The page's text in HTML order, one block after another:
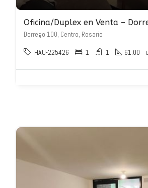
Oficina/Duplex en Venta –
Dorrego 100, Centro, Rosario
HAU-225426 1 1 61.00